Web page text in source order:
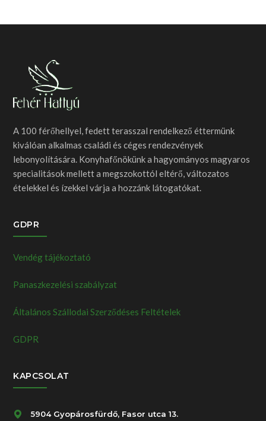
A 100 férőhellyel, fedett terasszal rendelkező éttermünk
kiválóan alkalmas családi és céges rendezvények
lebonyolítására. Konyhafőnökünk a hagyományos magyaros
specialitások mellett a megszokottól eltérő, változatos
ételekkel és ízekkel várja a hozzánk látogatókat.
GDPR
Vendég tájékoztató
Panaszkezelési szabályzat
Általános Szállodai Szerződéses Feltételek
GDPR
KAPCSOLAT
5904 Gyopárosfürdő, Fasor utca 13.